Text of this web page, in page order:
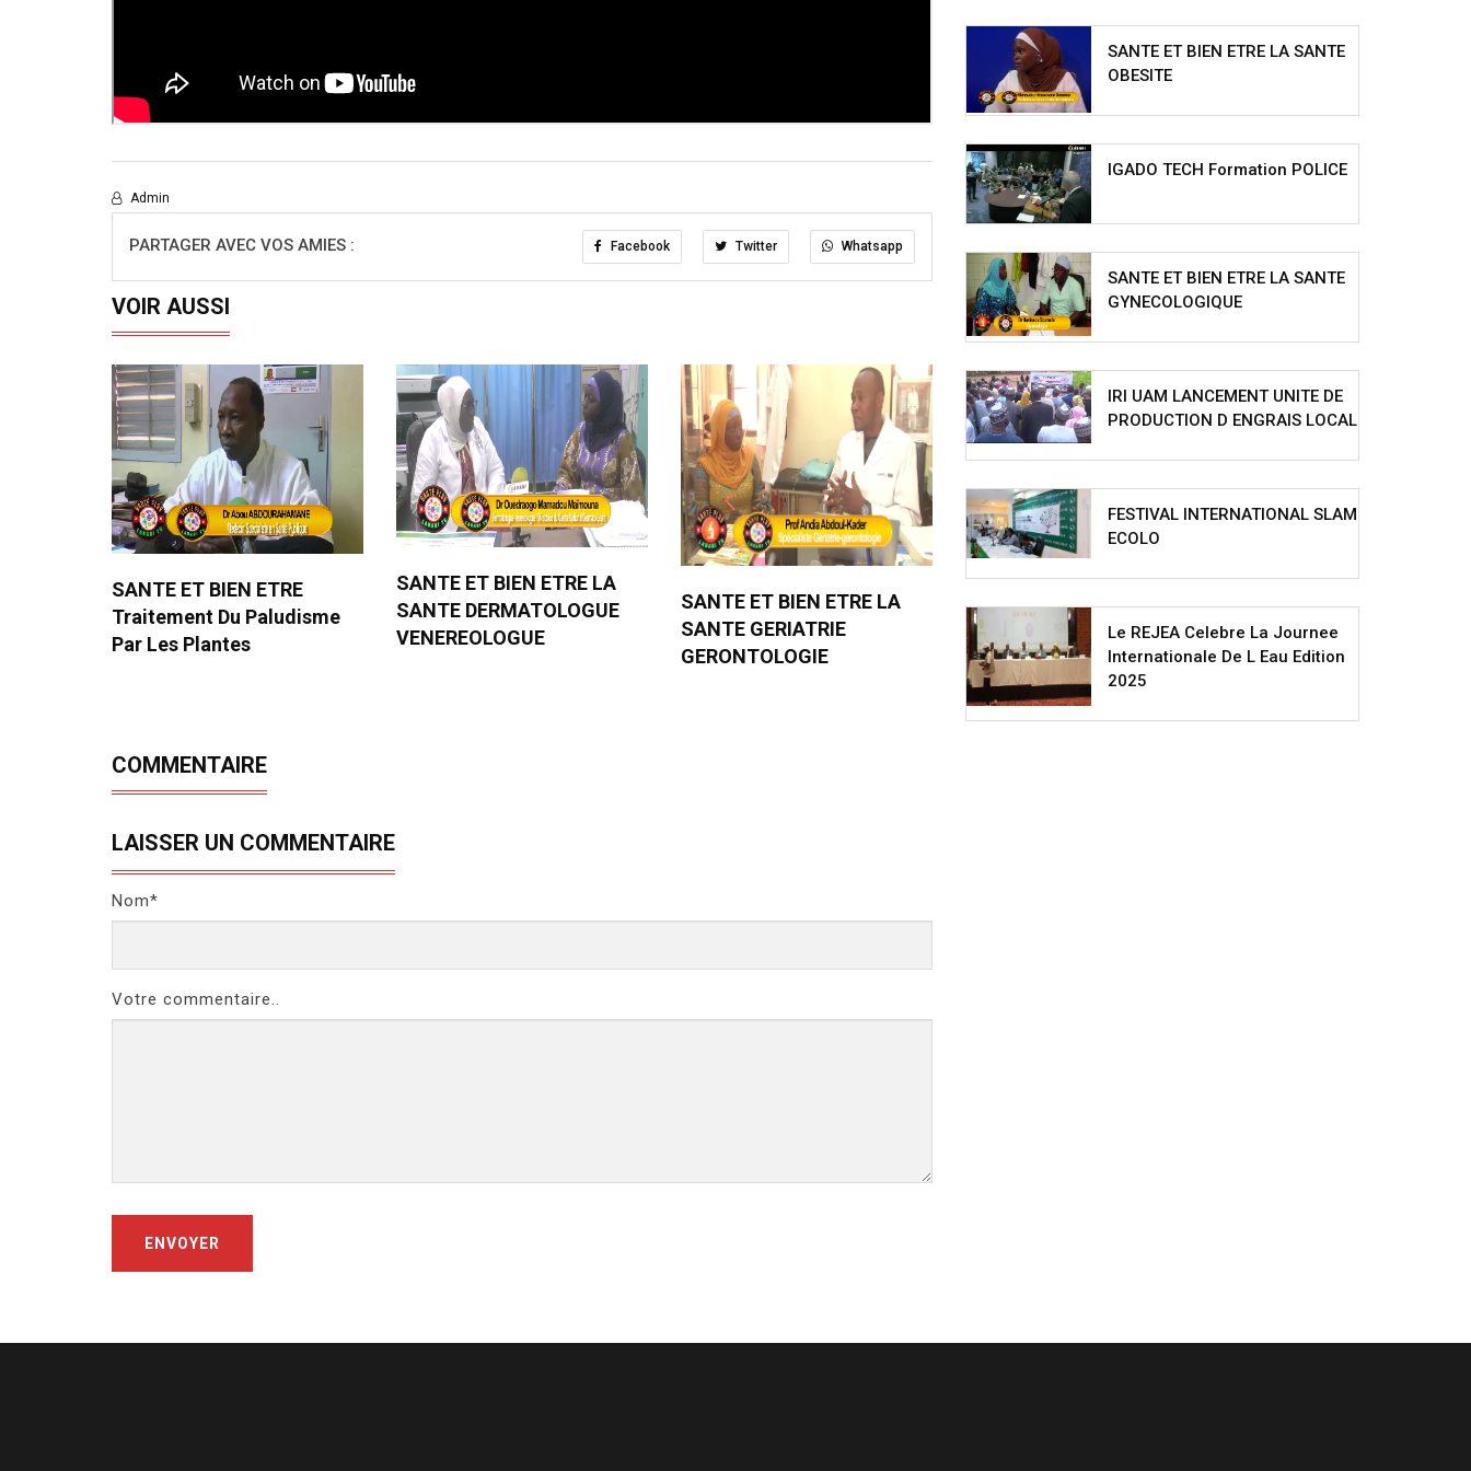
Admin
PARTAGER AVEC VOS AMIES : Facebook Twitter Whatsapp
VOIR AUSSI
SANTE ET BIEN ETRE
Traitement Du Paludisme
Par Les Plantes
SANTE ET BIEN ETRE LA
SANTE DERMATOLOGUE
VENEREOLOGUE
SANTE ET BIEN ETRE LA
SANTE GERIATRIE
GERONTOLOGIE
COMMENTAIRE
LAISSER UN COMMENTAIRE
Nom*
Votre commentaire..
ENVOYER
SANTE ET BIEN ETRE LA SANTE
OBESITE
IGADO TECH Formation POLICE
SANTE ET BIEN ETRE LA SANTE
GYNECOLOGIQUE
IRI UAM LANCEMENT UNITE DE
PRODUCTION D ENGRAIS LOCAL
FESTIVAL INTERNATIONAL SLAM
ECOLO
Le REJEA Celebre La Journee
Internationale De L Eau Edition
2025